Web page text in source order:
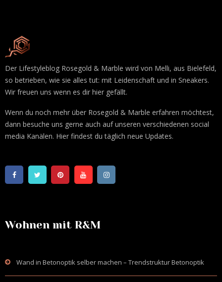
Der Lifestyleblog Rosegold & Marble wird von Melli, aus Bielefeld,
so betrieben, wie sie alles tut: mit Leidenschaft und in Sneakers.
Wir freuen uns wenn es dir hier gefällt.
Wenn du noch mehr über Rosegold & Marble erfahren möchtest,
dann besuche uns gerne auch auf unseren verschiedenen social
media Kanälen. Hier findest du täglich neue Updates.
Wohnen mit R&M
Wand in Betonoptik selber machen – Trendstruktur Betonoptik